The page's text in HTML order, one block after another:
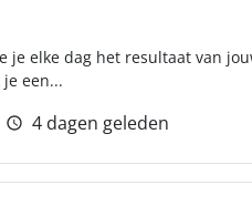
elke dag het resultaat van
een...
4 dagen geleden